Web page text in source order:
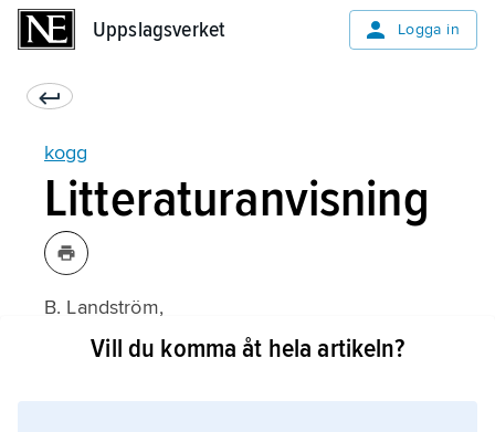
Uppslagsverket Logga in
kogg
Litteraturanvisning
B. Landström,
SkeppetVill du komma åt hela artikeln?